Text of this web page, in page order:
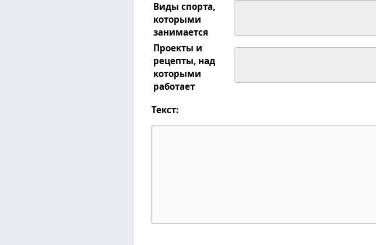
Виды спорта,
которыми
занимается
Проекты и
рецепты, над
которыми
работает
Текст: